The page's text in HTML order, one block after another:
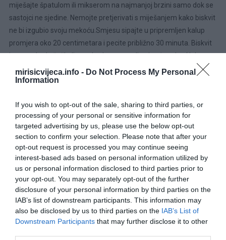
mirisicvijeca.info - Do Not Process My Personal
Information
If you wish to opt-out of the sale, sharing to third parties, or
processing of your personal or sensitive information for
targeted advertising by us, please use the below opt-out
section to confirm your selection. Please note that after your
opt-out request is processed you may continue seeing
interest-based ads based on personal information utilized by
us or personal information disclosed to third parties prior to
your opt-out. You may separately opt-out of the further
disclosure of your personal information by third parties on the
IAB’s list of downstream participants. This information may
also be disclosed by us to third parties on the IAB’s List of
Downstream Participants that may further disclose it to other
miješajte špatulom ili mikserom na najmanjoj brzini samo dok se
sastojci ne sjedine. Nemojte pretjerivati s miješanjem kako biskvit
ne bi izgubio svoju mekoću.Smjesu sipajte u pripremljen kalup
promjera oko 20 centimetara i pecite približno 30 minuta. Biskvit
je gotov kada čačkalica zabodena u sredinu izađe suha. Nakon
pečenja ostavite ga da se potpuno ohladi.
mlijeko, šećer, kukuruzni škrob, koricu i sok narandže. Sve dobro
promiješajte pa zagrijavajte na srednjoj temperaturi uz stalno
miješanje.
Kada se smjesa zgusne i poprimi teksturu pudinga, sklonite je sa
šporeta i ostavite da se potpuno ohladi. U međuvremenu umutite
hladnu slatku pavlaku dok ne postane čvrsta i pahuljasta.
Ohlađenu kremu pažljivo sjedinite sa umućenom pavlakom
miješajući laganim pokretima dok ne dobijete glatku i svilenkastu
smjesu.